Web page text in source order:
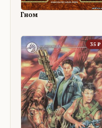
Гном
35 ₽